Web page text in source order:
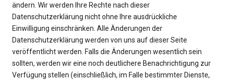
ändern. Wir werden Ihre Rechte nach dieser
Datenschutzerklärung nicht ohne Ihre ausdrückliche
Einwilligung einschränken. Alle Änderungen der
Datenschutzerklärung werden von uns auf dieser Seite
veröffentlicht werden. Falls die Änderungen wesentlich sein
sollten, werden wir eine noch deutlichere Benachrichtigung zur
Verfügung stellen (einschließlich, im Falle bestimmter Dienste,